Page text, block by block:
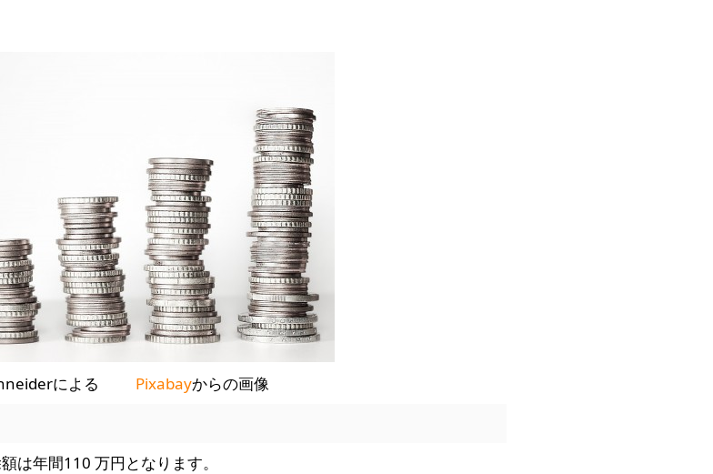
による Pixabayからの画像
は年間110 万円となります。